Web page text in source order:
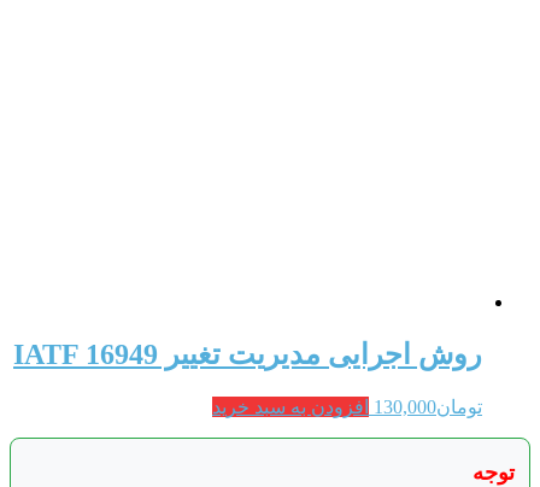
روش اجرایی مدیریت تغییر IATF 16949
تومان130,000 افزودن به سبد خرید
توجه